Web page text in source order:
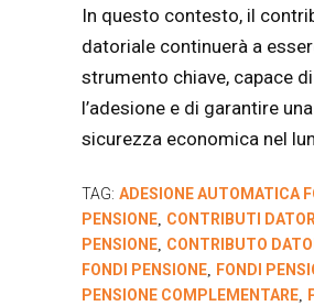
In questo contesto, il
datoriale continuerà a
strumento chiave, capace
l’adesione e di garantire
sicurezza economica nel
TAG: ADESIONE AUTOMATICA
PENSIONE, CONTRIBUTI
PENSIONE, CONTRIBUTO
FONDI PENSIONE, FONDI
PENSIONE COMPLEMENTARE,